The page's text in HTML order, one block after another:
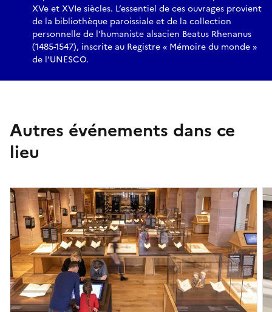
XVe et XVIe siècles. L’essentiel de ces ouvrages provient
de la bibliothèque paroissiale et de la collection
personnelle de l’humaniste alsacien Beatus Rhenanus
(1485-1547), inscrite au Registre « Mémoire du monde »
de l’UNESCO.
Autres événements dans ce
lieu